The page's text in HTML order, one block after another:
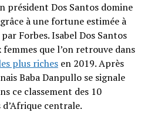
président Dos Santos domine
à une fortune estimée à
Forbes. Isabel Dos Santos
femmes que l’on retrouve dans
plus richesen 2019. Après
Baba Danpullo se signale
ce classement des 10
centrale.